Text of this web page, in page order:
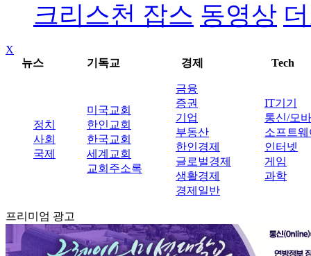
크리스천 잡스 동영상
X
뉴스
기독교 경제 Tech
정치
사회
국제
미국교회
한인교회
한국교회
세계교회
교회주소록
금융
증권
기업
부동산
한인경제
글로벌경제
생활경제
경제일반
IT기기
통신/모
소프트웨
인터넷
게임
과학
프리미엄 광고